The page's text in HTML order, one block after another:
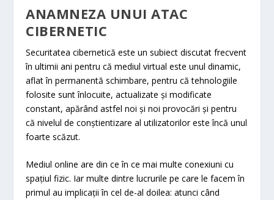
ANAMNEZA UNUI ATAC
CIBERNETIC
Securitatea cibernetică este un subiect discutat frecvent
în ultimii ani pentru că mediul virtual este unul dinamic,
aflat în permanentă schimbare, pentru că tehnologiile
folosite sunt înlocuite, actualizate și modificate
constant, apărând astfel noi și noi provocări și pentru
că nivelul de conștientizare al utilizatorilor este încă unul
foarte scăzut.
Mediul online are din ce în ce mai multe conexiuni cu
spațiul fizic. Iar multe dintre lucrurile pe care le facem în
primul au implicații în cel de-al doilea: atunci când